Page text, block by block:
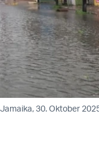
30. Oktober